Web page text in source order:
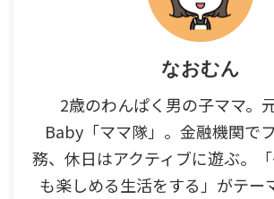
なおむん
2歳のわんぱく男の子ママ。
Baby「ママ隊」。金融機関で
務、休日はアクティブに遊ぶ。
も楽しめる生活をする」がテー